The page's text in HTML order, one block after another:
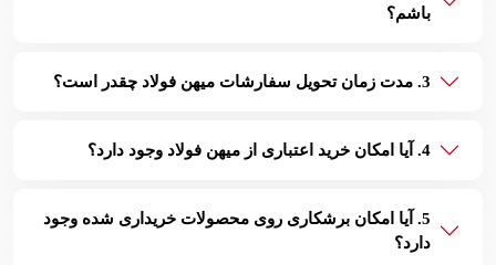
باشم؟
3. مدت زمان تحویل سفارشات میهن فولاد چقدر است؟
4. آیا امکان خرید اعتباری از میهن فولاد وجود دارد؟
5. آیا امکان برشکاری روی محصولات خریداری شده وجود
دارد؟